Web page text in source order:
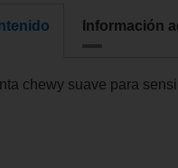
Información
chewy suave para